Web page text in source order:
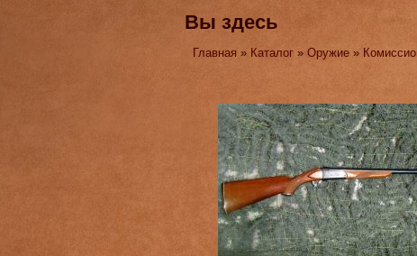
Вы здесь
Главная » Каталог »Оружие »